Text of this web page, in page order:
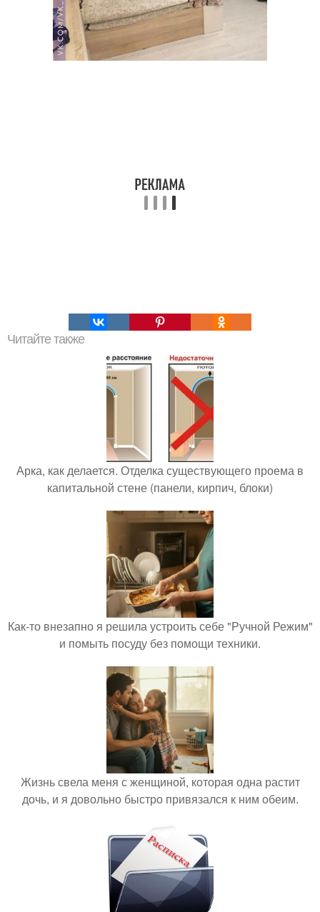
Читайте также
Арка, как делается. Отделка существующего проема в
капитальной стене (панели, кирпич, блоки)
Как-то внезапно я решила устроить себе "Ручной Режим"
и помыть посуду без помощи техники.
Жизнь свела меня с женщиной, которая одна растит
дочь, и я довольно быстро привязался к ним обеим.